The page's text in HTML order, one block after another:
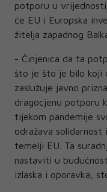
potporu u
će EU i Europska
žitelja zapadnog
- Činjenica da ta
što je što je bilo koji
zaslužuje javno
dragocjenu potporu
tijekom pandemije
odražava
temelji EU. Ta
nastaviti u
izlaska i oporavka,